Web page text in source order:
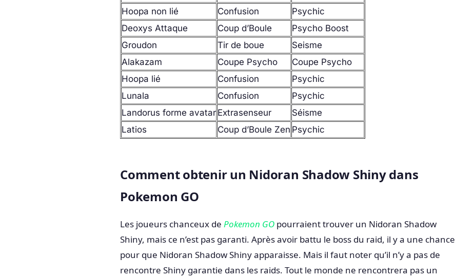
Hoopa non lié
Confusion
Psychic
Deoxys Attaque
Coup d’Boule
Psycho Boost
Groudon
Tir de boue
Seisme
Alakazam
Coupe Psycho
Coupe Psycho
Hoopa lié
Confusion
Psychic
Lunala
Confusion
Psychic
Landorus forme avatar Extrasenseur
Séisme
Latios
Coup d’Boule Zen Psychic
Comment obtenir un Nidoran Shadow Shiny dans
Pokemon GO
Les joueurs chanceux de Pokemon GO pourraient trouver un Nidoran Shadow
Shiny, mais ce n’est pas garanti. Après avoir battu le boss du raid, il y a une chance
pour que Nidoran Shadow Shiny apparaisse. Mais il faut noter qu’il n’y a pas de
rencontre Shiny garantie dans les raids. Tout le monde ne rencontrera pas un